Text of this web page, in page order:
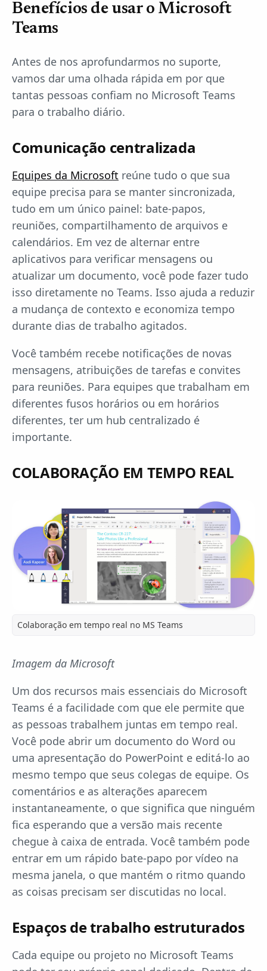
Benefícios de usar o Microsoft
Teams
Antes de nos aprofundarmos no suporte,
vamos dar uma olhada rápida em por que
tantas pessoas confiam no Microsoft Teams
para o trabalho diário.
Comunicação centralizada
Equipes da Microsoft reúne tudo o que sua
equipe precisa para se manter sincronizada,
tudo em um único painel: bate-papos,
reuniões, compartilhamento de arquivos e
calendários. Em vez de alternar entre
aplicativos para verificar mensagens ou
atualizar um documento, você pode fazer tudo
isso diretamente no Teams. Isso ajuda a reduzir
a mudança de contexto e economiza tempo
durante dias de trabalho agitados.
Você também recebe notificações de novas
mensagens, atribuições de tarefas e convites
para reuniões. Para equipes que trabalham em
diferentes fusos horários ou em horários
diferentes, ter um hub centralizado é
importante.
COLABORAÇÃO EM TEMPO REAL
Colaboração em tempo real no MS Teams
Imagem da Microsoft
Um dos recursos mais essenciais do Microsoft
Teams é a facilidade com que ele permite que
as pessoas trabalhem juntas em tempo real.
Você pode abrir um documento do Word ou
uma apresentação do PowerPoint e editá-lo ao
mesmo tempo que seus colegas de equipe. Os
comentários e as alterações aparecem
instantaneamente, o que significa que ninguém
fica esperando que a versão mais recente
chegue à caixa de entrada. Você também pode
entrar em um rápido bate-papo por vídeo na
mesma janela, o que mantém o ritmo quando
as coisas precisam ser discutidas no local.
Espaços de trabalho estruturados
Cada equipe ou projeto no Microsoft Teams